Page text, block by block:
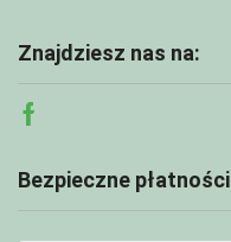
Znajdziesz nas na:
Facebook
Bezpieczne płatności